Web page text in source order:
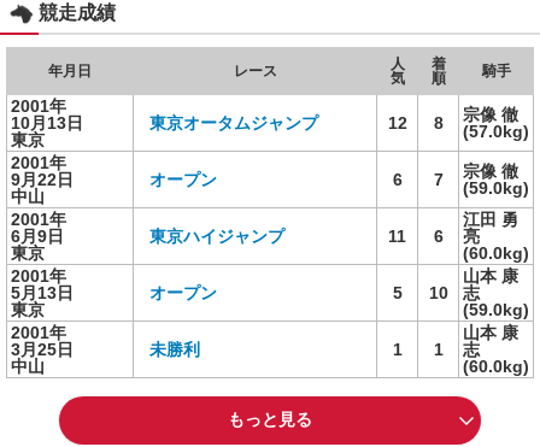
競走成績
年月日 レース
人
気
着
順
騎手
2001年
10月13日
東京
東京オータムジャンプ 12 8
宗像 徹
(57.0kg)
2001年
9月22日
中山
オープン 6 7
宗像 徹
(59.0kg)
2001年
6月9日
東京
東京ハイジャンプ 11 6
江田 勇
亮
(60.0kg)
2001年
5月13日
東京
オープン 5 10
山本 康
志
(59.0kg)
2001年
3月25日
中山
未勝利 1 1
山本 康
志
(60.0kg)
もっと見る